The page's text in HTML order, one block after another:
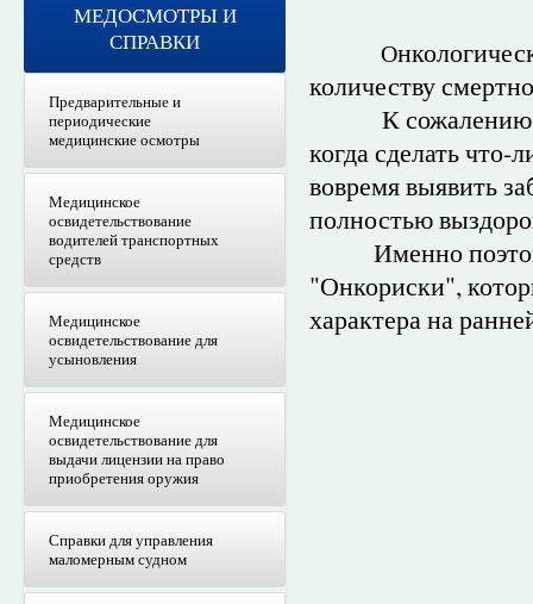
МЕДОСМОТРЫ И
СПРАВКИ
Предварительные и
периодические
медицинские осмотры
Медицинское
освидетельствование
водителей транспортных
средств
Медицинское
освидетельствование для
усыновления
Медицинское
освидетельствование для
выдачи лицензии на право
приобретения оружия
Справки для управления
маломерным судном
О
количеству
К сожалению,
когда сделать
вовремя выявить
полностью
Именно
"Онкориски",
характера на